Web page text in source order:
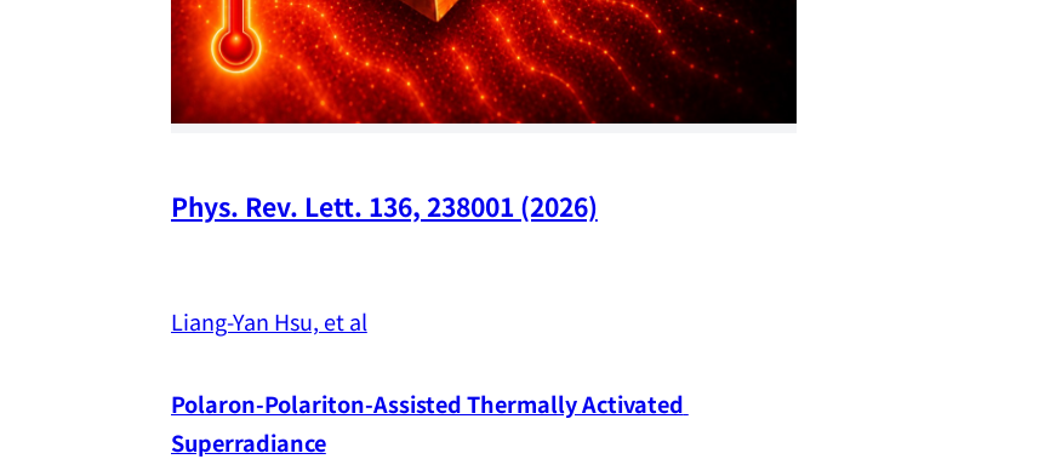
Phys. Rev. Lett. 136, 238001 (2026)
Liang-Yan Hsu, et al
Polaron-Polariton-Assisted Thermally Activated
Superradiance